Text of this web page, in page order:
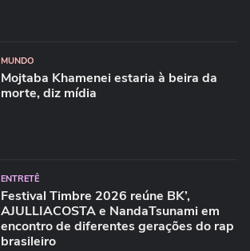
MUNDO
Mojtaba Khamenei estaria à beira da
morte, diz mídia
ENTRETÊ
Festival Timbre 2026 reúne BK’,
AJULLIACOSTA e NandaTsunami em
encontro de diferentes gerações do rap
brasileiro